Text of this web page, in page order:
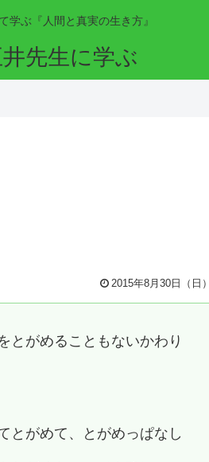
学ぶ『人間と真実の生き方』
先生に学ぶ
2015年8月30日（日）
とがめることもないかわり
とがめて、とがめっぱなし